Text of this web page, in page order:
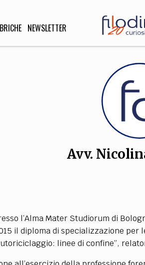
NEWSLETTER
REDAZIONE COMITATO SCIENTIFICO AUTORI
Avv.
l’Alma Mater Studiorum di
il diploma di specializzazione
linee di confine”,